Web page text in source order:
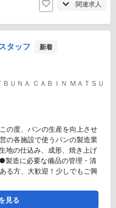
関連求人
タッフ 新着
ＵＮＡ ＣＡＢＩＮ ＭＡＴＳＵ
の度、パンの生産を向上させ
の各施設で使うパンの製造業
地の仕込み、成形、焼き上げ
造に必要な備品の管理・清
る方、大歓迎！少しでもご興
見る